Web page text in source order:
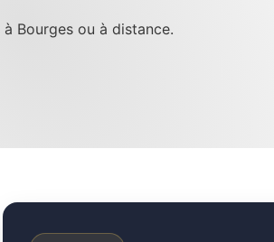
Bourges ou à distance.